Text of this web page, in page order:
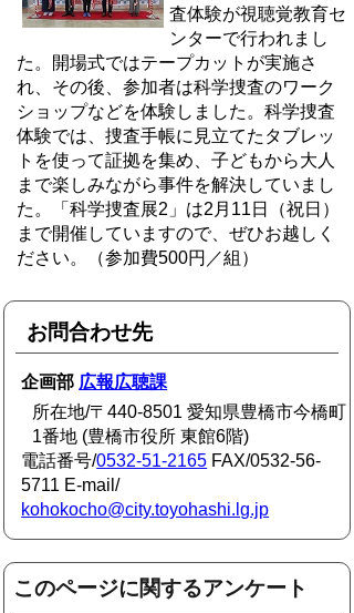
査体験が視聴覚教育セ
ンターで行われまし
た。開場式ではテープカットが実施さ
れ、その後、参加者は科学捜査のワーク
ショップなどを体験しました。科学捜査
体験では、捜査手帳に見立てたタブレッ
トを使って証拠を集め、子どもから大人
まで楽しみながら事件を解決していまし
た。「科学捜査展2」は2月11日（祝日）
まで開催していますので、ぜひお越しく
ださい。（参加費500円／組）
お問合わせ先
企画部 広報広聴課
所在地/〒440-8501 愛知県豊橋市今橋町
1番地 (豊橋市役所 東館6階)
電話番号/0532-51-2165 FAX/0532-56-
5711 E-mail/
kohokocho@city.toyohashi.lg.jp
このページに関するアンケート